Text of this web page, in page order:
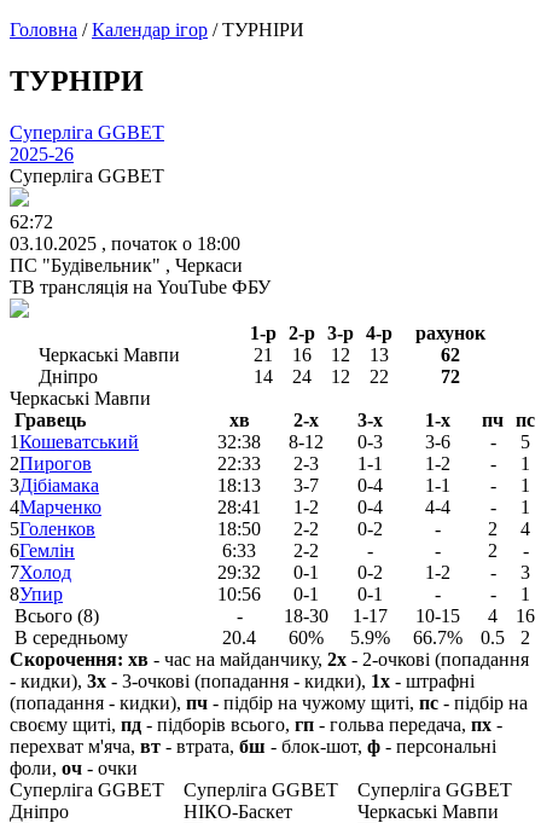
Головна /Календар ігор /ТУРНІРИ
ТУРНІРИ
Cуперліга GGBET
2025-26
Cуперліга GGBET
62:72
03.10.2025 , початок о 18:00
ПС "Будівельник" , Черкаси
ТВ трансляція на YouTube ФБУ
1-р 2-р 3-р 4-р
рахунок
Черкаські Мавпи
21 16 12 13
62
Дніпро
14 24 12 22
72
Черкаські Мавпи
Гравець
хв 2-х 3-х 1-х пч пс
1Кошеватський 32:38 8-12 0-3 3-6 -
5
2Пирогов 22:33 2-3 1-1 1-2 -
1
3Дібіамака 18:13 3-7 0-4 1-1 -
1
4Марченко 28:41 1-2 0-4 4-4 -
1
5Голенков 18:50 2-2 0-2 - 2
4
6Гемлін 6:33 2-2 - - 2
-
7Холод 29:32 0-1 0-2 1-2 -
3
8Упир 10:56 0-1 0-1 - -
1
Всього (8)
- 18-30 1-17 10-15 4
16
В середньому
20.4 60% 5.9% 66.7% 0.5
2
Скорочення: хв - час на майданчику, 2х - 2-очкові (попадання
- кидки), 3х - 3-очкові (попадання - кидки), 1х - штрафні
(попадання - кидки), пч - підбір на чужому щиті, пс - підбір на
своєму щиті, пд - підборів всього, гп - гольва передача, пх -
перехват м'яча, вт - втрата, бш - блок-шот, ф - персональні
фоли, оч - очки
Cуперліга GGBET
Дніпро
Cуперліга GGBET
НІКО-Баскет
Cуперліга GGBET
Черкаські Мавпи